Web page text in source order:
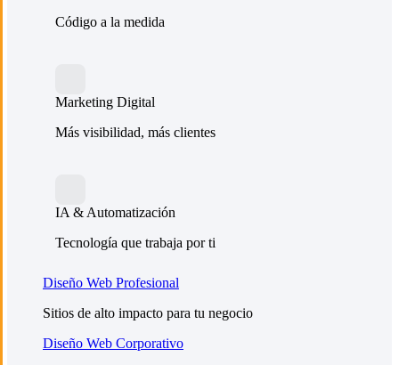
Código a la medida
Marketing Digital
Más visibilidad, más clientes
IA & Automatización
Tecnología que trabaja por ti
Diseño Web Profesional
Sitios de alto impacto para tu negocio
Diseño Web Corporativo